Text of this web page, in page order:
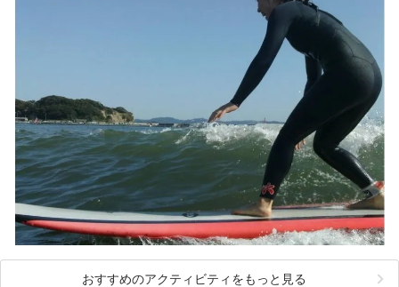
提供元：株式会社西武・プリンスホテルズワールドワイド
この記事は箱根 芦ノ湖畔蛸川温泉 龍宮殿のPR記事です。
おすすめのアクティビティをもっと見る